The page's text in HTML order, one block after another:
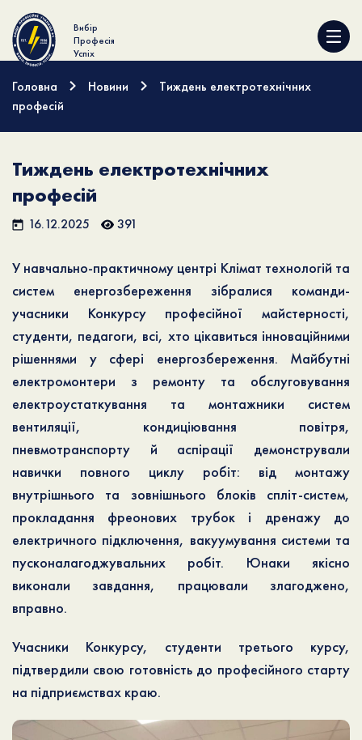
Вибір
Професія
Успіх
Головна Новини
Тиждень електротехнічних
професій
Тиждень електротехнічних
професій
16.12.2025 391
У навчально-практичному центрі Клімат технологій та
систем енергозбереження зібралися команди-
учасники Конкурсу професійної майстерності,
студенти, педагоги, всі, хто цікавиться інноваційними
рішеннями у сфері енергозбереження. Майбутні
електромонтери з ремонту та обслуговування
електроустаткування та монтажники систем
вентиляції, кондиціювання повітря,
пневмотранспорту й аспірації демонстрували
навички повного циклу робіт: від монтажу
внутрішнього та зовнішнього блоків спліт-систем,
прокладання фреонових трубок і дренажу до
електричного підключення, вакуумування системи та
пусконалагоджувальних робіт. Юнаки якісно
виконали завдання, працювали злагоджено,
вправно.
Учасники Конкурсу, студенти третього курсу,
підтвердили свою готовність до професійного старту
на підприємствах краю.